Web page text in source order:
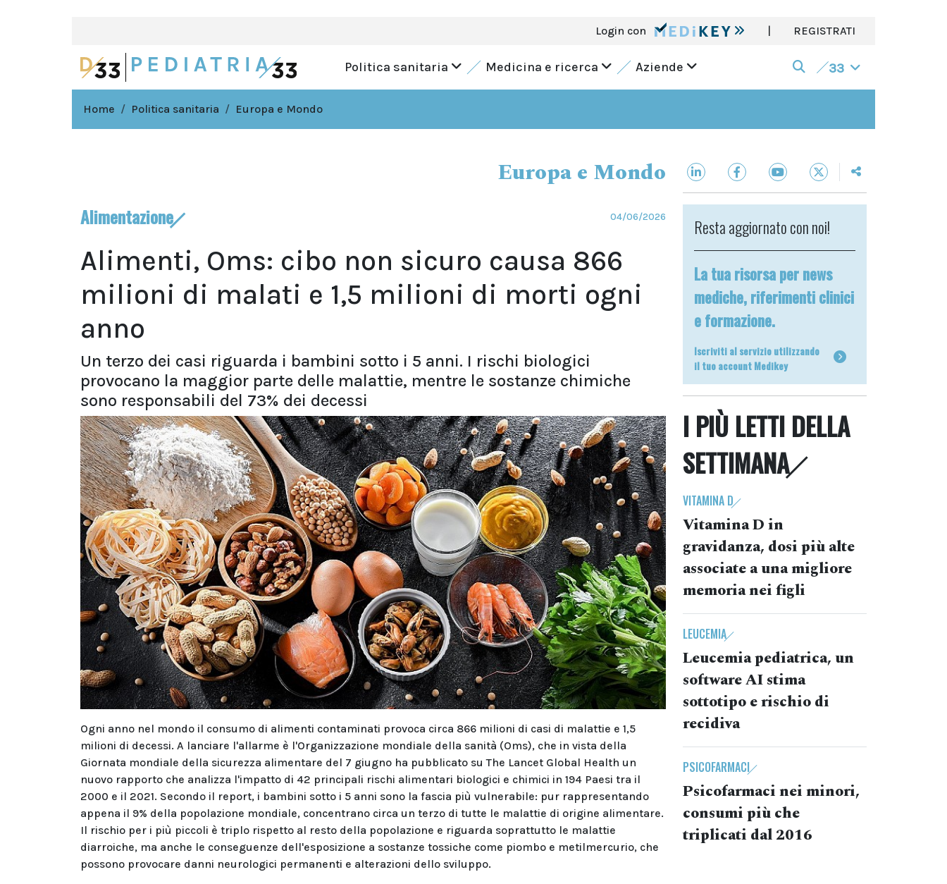
Login con | REGISTRATI
Politica sanitaria Medicina e ricerca Aziende 33
Home Politica sanitaria Europa e Mondo
Europa e Mondo
Alimentazione 04/06/2026
Alimenti, Oms: cibo non sicuro causa 866
milioni di malati e 1,5 milioni di morti ogni
anno
Un terzo dei casi riguarda i bambini sotto i 5 anni. I rischi biologici
provocano la maggior parte delle malattie, mentre le sostanze chimiche
sono responsabili del 73% dei decessi
Ogni anno nel mondo il consumo di alimenti contaminati provoca circa 866 milioni di casi di malattie e 1,5
milioni di decessi. A lanciare l'allarme è l'Organizzazione mondiale della sanità (Oms), che in vista della
Giornata mondiale della sicurezza alimentare del 7 giugno ha pubblicato su The Lancet Global Health un
nuovo rapporto che analizza l'impatto di 42 principali rischi alimentari biologici e chimici in 194 Paesi tra il
2000 e il 2021. Secondo il report, i bambini sotto i 5 anni sono la fascia più vulnerabile: pur rappresentando
appena il 9% della popolazione mondiale, concentrano circa un terzo di tutte le malattie di origine alimentare.
Il rischio per i più piccoli è triplo rispetto al resto della popolazione e riguarda soprattutto le malattie
diarroiche, ma anche le conseguenze dell'esposizione a sostanze tossiche come piombo e metilmercurio, che
possono provocare danni neurologici permanenti e alterazioni dello sviluppo.
Resta aggiornato con noi!
La tua risorsa per news
mediche, riferimenti clinici
e formazione.
Iscriviti al servizio utilizzando
il tuo account Medikey
I PIÙ LETTI DELLA
SETTIMANA
VITAMINA D
Vitamina D in
gravidanza, dosi più alte
associate a una migliore
memoria nei figli
LEUCEMIA
Leucemia pediatrica, un
software AI stima
sottotipo e rischio di
recidiva
PSICOFARMACI
Psicofarmaci nei minori,
consumi più che
triplicati dal 2016